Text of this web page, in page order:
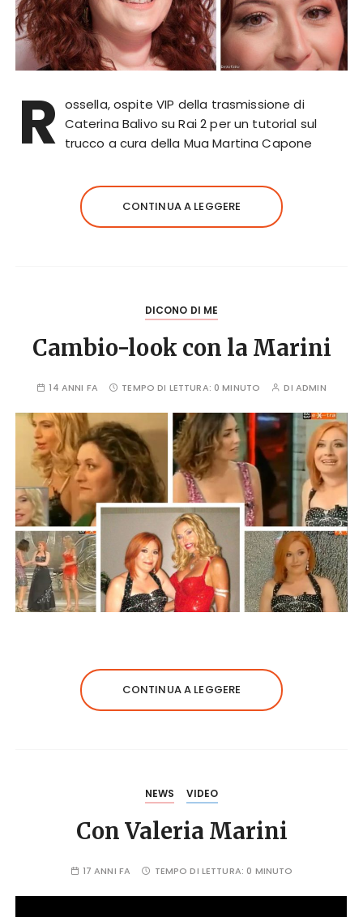
R ossella, ospite VIP della trasmissione di
Caterina Balivo su Rai 2 per un tutorial sul
trucco a cura della Mua Martina Capone
CONTINUA A LEGGERE
DICONO DI ME
Cambio-look con la Marini
14 ANNI FA TEMPO DI LETTURA: 0 MINUTO DI ADMIN
CONTINUA A LEGGERE
NEWS VIDEO
Con Valeria Marini
17 ANNI FA TEMPO DI LETTURA: 0 MINUTO